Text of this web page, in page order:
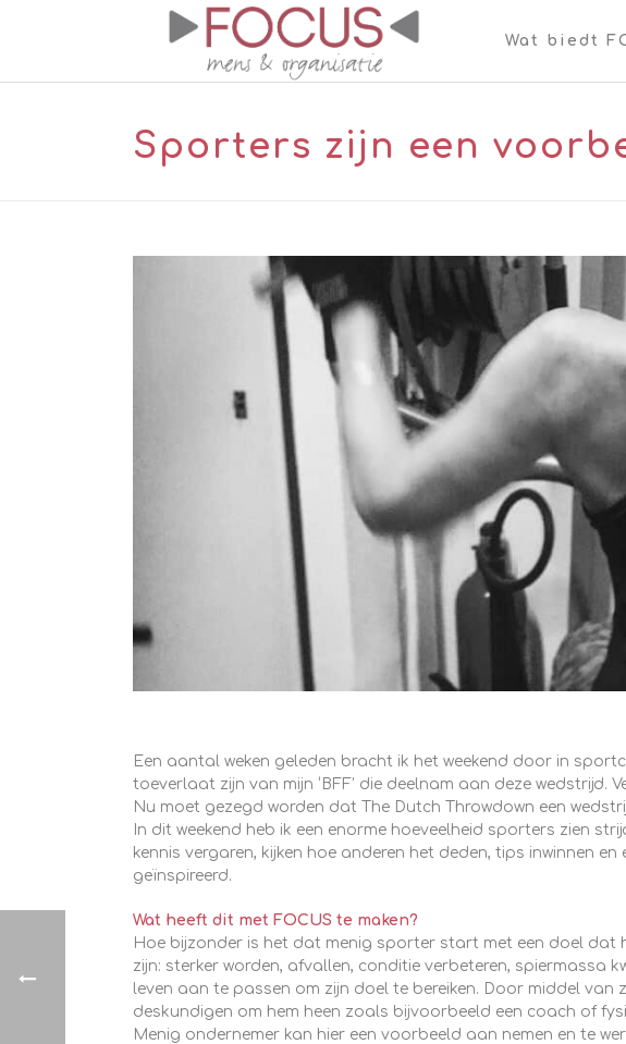
Wat biedt
Sporters zijn een
Een aantal weken geleden bracht ik het weekend door in
toeverlaat zijn van mijn ‘BFF’ die deelnam aan deze
Nu moet gezegd worden dat The Dutch Throwdown een
In dit weekend heb ik een enorme hoeveelheid sporters zien
kennis vergaren, kijken hoe anderen het deden, tips inwinnen
geïnspireerd.
Wat heeft dit met FOCUS te maken?
Hoe bijzonder is het dat menig sporter start met een doel
zijn: sterker worden, afvallen, conditie verbeteren, spiermassa
leven aan te passen om zijn doel te bereiken. Door middel
deskundigen om hem heen zoals bijvoorbeeld een coach of
Menig ondernemer kan hier een voorbeeld aan nemen en te